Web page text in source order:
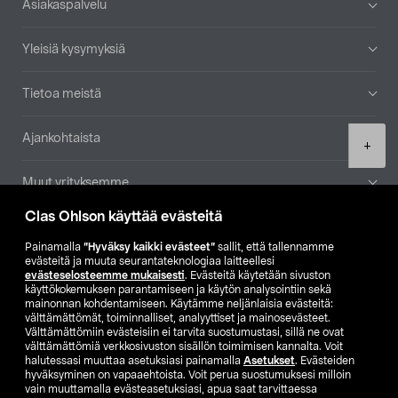
Clas Ohlson käyttää evästeitä
Painamalla ”Hyväksy kaikki evästeet” sallit, että tallennamme
evästeitä ja muuta seurantateknologiaa laitteellesi
evästeselosteemme mukaisesti. Evästeitä käytetään sivuston
käyttökokemuksen parantamiseen ja käytön analysointiin sekä
mainonnan kohdentamiseen. Käytämme neljänlaisia evästeitä:
välttämättömät, toiminnalliset, analyyttiset ja mainosevästeet.
Välttämättömiin evästeisiin ei tarvita suostumustasi, sillä ne ovat
välttämättömiä verkkosivuston sisällön toimimisen kannalta. Voit
halutessasi muuttaa asetuksiasi painamalla Asetukset. Evästeiden
hyväksyminen on vapaaehtoista. Voit perua suostumuksesi milloin
vain muuttamalla evästeasetuksiasi, apua saat tarvittaessa
+
Asiakaspalvelu
Yleisiä kysymyksiä
Tietoa meistä
Ajankohtaista
Muut yrityksemme
Etsi myymälä
SE NO FI
FI SV